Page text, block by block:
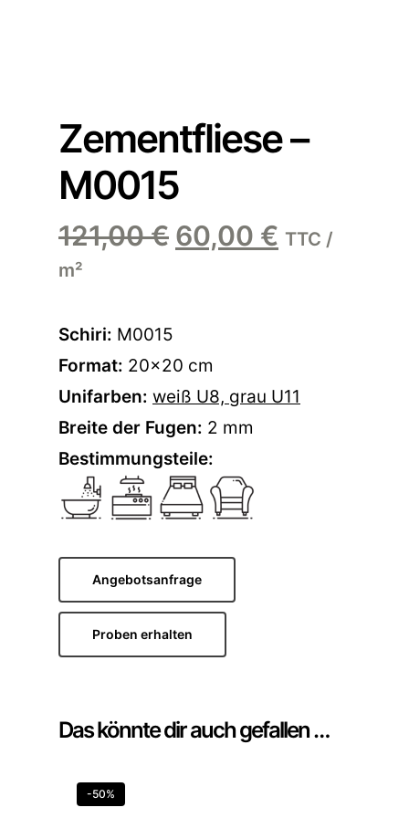
Zementfliese –
M0015
121,00€ Ursprünglicher
Preis
60,00 € Aktueller
TTC /
m²
Schiri: M0015
Format: 20×20 cm
Unifarben: weiß U8, grau U11
Breite der Fugen: 2 mm
Bestimmungsteile:
Angebotsanfrage
Proben erhalten
Das könnte dir auch gefallen …
-50%